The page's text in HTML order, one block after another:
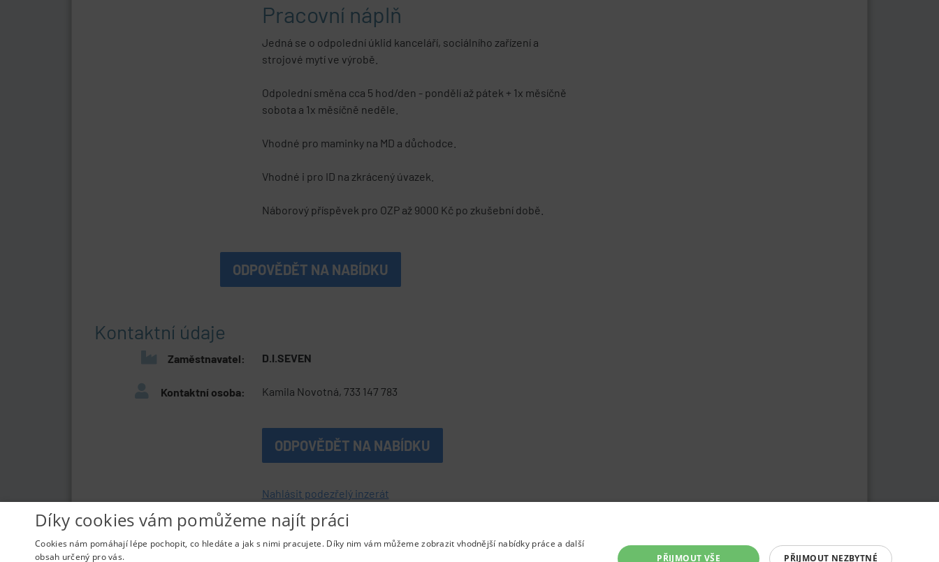
Pracovní náplň
Jedná se o odpolední úklid kanceláří, sociálního zařízení a
strojové mytí ve výrobě.
Odpolední směna cca 5 hod/den - pondělí až pátek + 1x měsíčně
sobota a 1x měsíčně neděle.
Vhodné pro maminky na MD a důchodce.
Vhodné i pro ID na zkrácený úvazek.
Náborový příspěvek pro OZP až 9000 Kč po zkušební době.
ODPOVĚDĚT NA NABÍDKU
Kontaktní údaje
Zaměstnavatel: D.I.SEVEN
Kontaktní osoba: Kamila Novotná, 733 147 783
ODPOVĚDĚT NA NABÍDKU
Nahlásit podezřelý inzerát
Díky cookies vám pomůžeme najít práci
Cookies nám pomáhají lépe pochopit, co hledáte a jak s nimi pracujete. Díky nim vám můžeme zobrazit vhodnější nabídky práce a další
obsah určený pro vás.
PŘIJMOUT VŠE PŘIJMOUT NEZBYTNÉ